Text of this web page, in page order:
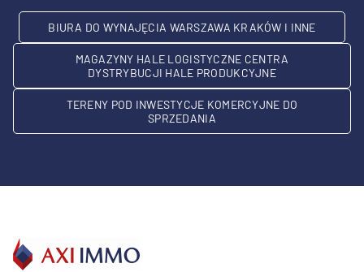
BIURA DO WYNAJĘCIA WARSZAWA KRAKÓW I INNE
MAGAZYNY HALE LOGISTYCZNE CENTRA
DYSTRYBUCJI HALE PRODUKCYJNE
TERENY POD INWESTYCJE KOMERCYJNE DO
SPRZEDANIA